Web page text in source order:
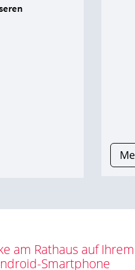
am Rathaus auf
Smartphone